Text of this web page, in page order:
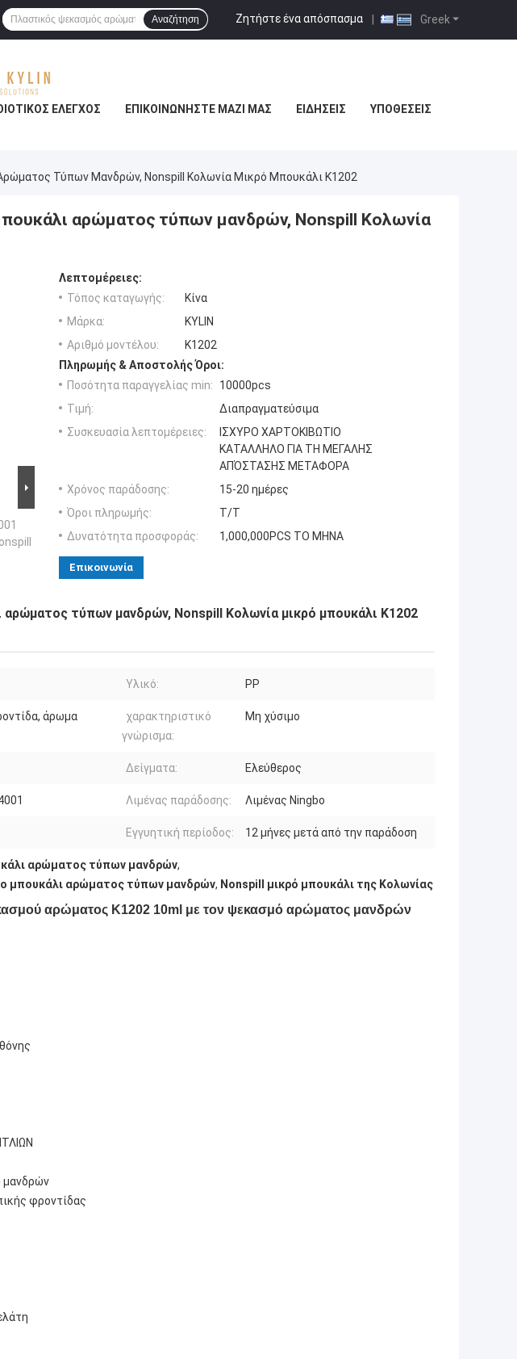
Greek
Ζητήστε ένα απόσπασμα |
Αναζήτηση
ΈΛΕΓΧΟΣ ΕΠΙΚΟΙΝΩΝΉΣΤΕ ΜΑΖΊ ΜΑΣ ΕΙΔΉΣΕΙΣ ΥΠΟΘΈΣΕΙΣ
Τύπων Μανδρών, Nonspill Κολωνία Μικρό Μπουκάλι K1202
αρώματος τύπων μανδρών, Nonspill Κολωνία
Λεπτομέρειες:
Τόπος καταγωγής:
Κίνα
Μάρκα:
KYLIN
Αριθμό μοντέλου:
K1202
Πληρωμής & Αποστολής Όροι:
Ποσότητα παραγγελίας min:
10000pcs
Τιμή:
Διαπραγματεύσιμα
Συσκευασία λεπτομέρειες:
ΙΣΧΥΡΟ ΧΑΡΤΟΚΙΒΩΤΙΟ
ΚΑΤΑΛΛΗΛΟ ΓΙΑ ΤΗ ΜΕΓΑΛΗΣ
ΑΠΌΣΤΑΣΗΣ ΜΕΤΑΦΟΡΑ
Χρόνος παράδοσης:
15-20 ημέρες
Όροι πληρωμής:
T/T
Δυνατότητα προσφοράς:
1,000,000PCS ΤΟ ΜΗΝΑ
Επικοινωνία
τύπων μανδρών, Nonspill Κολωνία μικρό μπουκάλι K1202
Υλικό: PP
άρωμα
χαρακτηριστικό
γνώρισμα:
Μη χύσιμο
Δείγματα: Ελεύθερος
Λιμένας παράδοσης: Λιμένας Ningbo
Εγγυητική περίοδος: 12 μήνες μετά από την παράδοση
αρώματος τύπων μανδρών,
μπουκάλι αρώματος τύπων μανδρών, Nonspill μικρό μπουκάλι της Κολωνίας
αρώματος K1202 10ml με τον ψεκασμό αρώματος μανδρών
μανδρών
φροντίδας